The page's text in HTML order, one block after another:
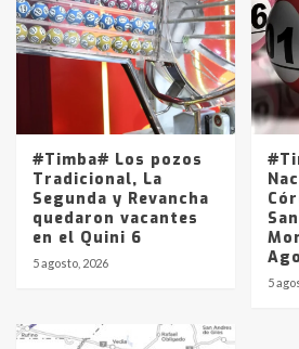
#Timba# Los pozos
Tradicional, La
Segunda y Revancha
quedaron vacantes
en el Quini 6
5 agosto, 2026
5